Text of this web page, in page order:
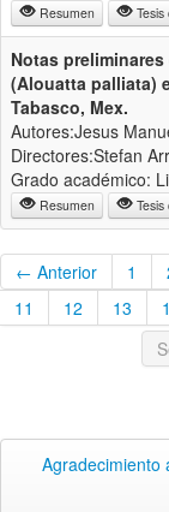
Resumen
Notas
(Alouatta palliata)
Tabasco, Mex.
Autores:Jesus
Directores:Stefan
Grado académico:
Resumen
← Anterior 1
11
12 13
Agradecimiento